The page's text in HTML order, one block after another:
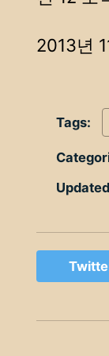
2013년
Tags: